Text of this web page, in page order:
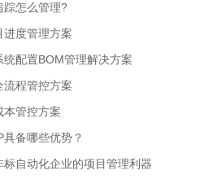
踪怎么管理?
进度管理方案
配置BOM管理解决方案
流程管控方案
本管控方案
备哪些优势？
自动化企业的项目管理利器